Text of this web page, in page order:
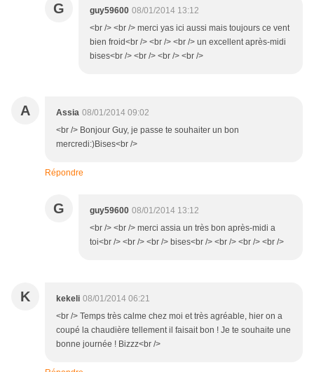
G guy59600 08/01/2014 13:12
<br /> <br /> merci yas ici aussi mais toujours ce vent
bien froid<br /> <br /> <br /> un excellent après-midi
bises<br /> <br /> <br /> <br />
A Assia 08/01/2014 09:02
<br /> Bonjour Guy, je passe te souhaiter un bon
mercredi:)Bises<br />
Répondre
G guy59600 08/01/2014 13:12
<br /> <br /> merci assia un très bon après-midi a
toi<br /> <br /> <br /> bises<br /> <br /> <br /> <br />
K kekeli 08/01/2014 06:21
<br /> Temps très calme chez moi et très agréable, hier on a
coupé la chaudière tellement il faisait bon ! Je te souhaite une
bonne journée ! Bizzz<br />